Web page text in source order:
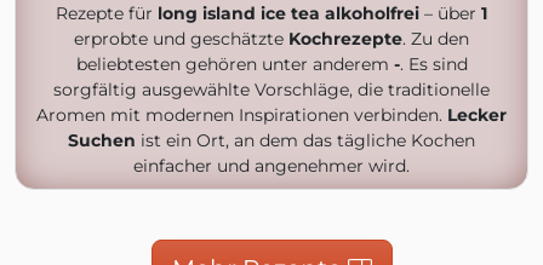
Rezepte für long island ice tea alkoholfrei – über 1
erprobte und geschätzte Kochrezepte. Zu den
beliebtesten gehören unter anderem -. Es sind
sorgfältig ausgewählte Vorschläge, die traditionelle
Aromen mit modernen Inspirationen verbinden. Lecker
Suchen ist ein Ort, an dem das tägliche Kochen
einfacher und angenehmer wird.